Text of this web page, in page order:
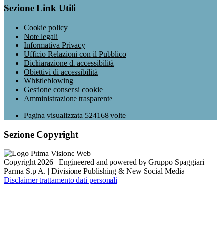
Sezione Link Utili
Cookie policy
Note legali
Informativa Privacy
Ufficio Relazioni con il Pubblico
Dichiarazione di accessibilità
Obiettivi di accessibilità
Whistleblowing
Gestione consensi cookie
Amministrazione trasparente
Pagina visualizzata 524168 volte
Sezione Copyright
Copyright 2026 | Engineered and powered by Gruppo Spaggiari
Parma S.p.A. | Divisione Publishing & New Social Media
Disclaimer trattamento dati personali